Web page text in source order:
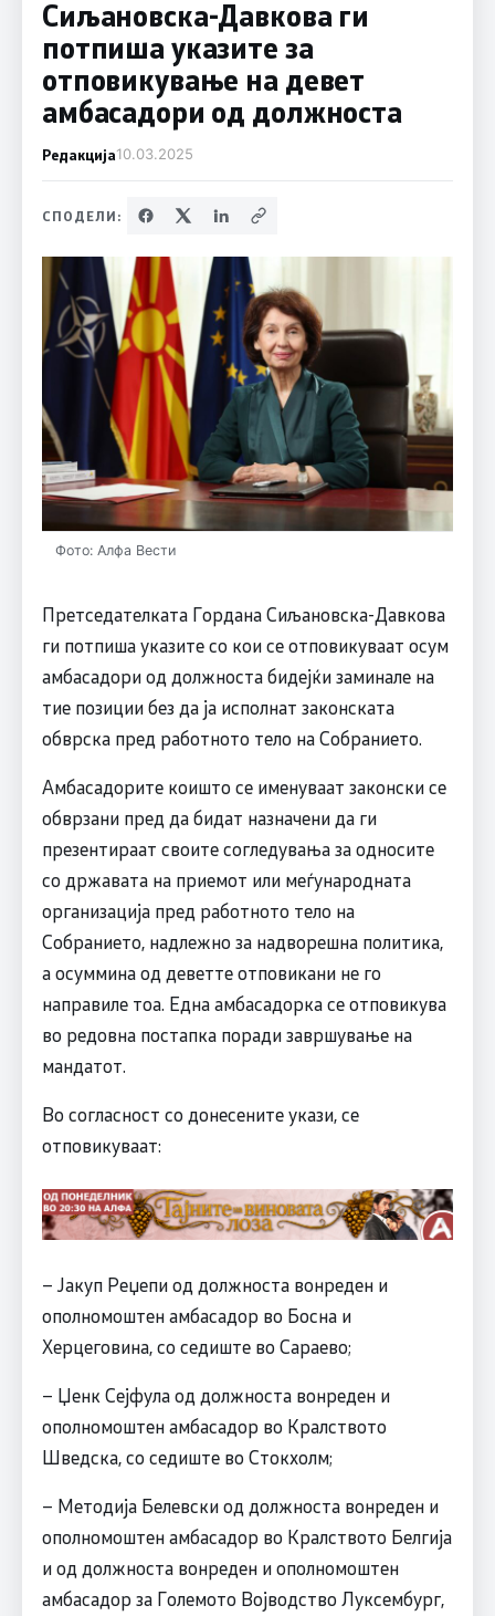
Сиљановска-Давкова ги
потпиша указите за
отповикување на девет
амбасадори од должноста
Редакција10.03.2025
СПОДЕЛИ:
Фото: Алфа Вести
Претседателката Гордана Сиљановска-Давкова
ги потпиша указите со кои се отповикуваат осум
амбасадори од должноста бидејќи заминале на
тие позиции без да ја исполнат законската
обврска пред работното тело на Собранието.
Амбасадорите коишто се именуваат законски се
обврзани пред да бидат назначени да ги
презентираат своите согледувања за односите
со државата на приемот или меѓународната
организација пред работното тело на
Собранието, надлежно за надворешна политика,
а осуммина од деветте отповикани не го
направиле тоа. Една амбасадорка се отповикува
во редовна постапка поради завршување на
мандатот.
Во согласност со донесените укази, се
отповикуваат:
– Јакуп Реџепи од должноста вонреден и
ополномоштен амбасадор во Босна и
Херцеговина, со седиште во Сараево;
– Џенк Сејфула од должноста вонреден и
ополномоштен амбасадор во Кралството
Шведска, со седиште во Стокхолм;
– Методија Белевски од должноста вонреден и
ополномоштен амбасадор во Кралството Белгија
и од должноста вонреден и ополномоштен
амбасадор за Големото Војводство Луксембург,